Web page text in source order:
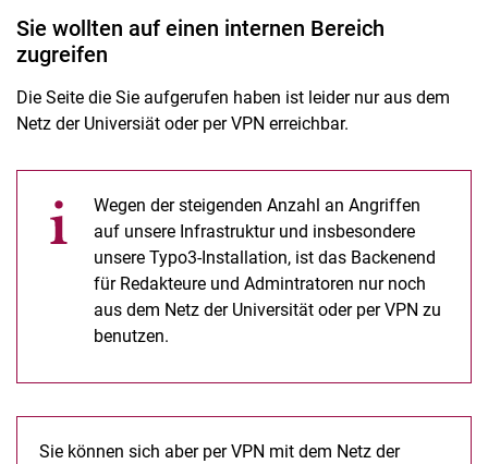
Sie wollten auf einen internen Bereich
zugreifen
Die Seite die Sie aufgerufen haben ist leider nur aus dem
Netz der Universiät oder per VPN erreichbar.
Wegen der steigenden Anzahl an Angriffen
auf unsere Infrastruktur und insbesondere
unsere Typo3-Installation, ist das Backenend
für Redakteure und Admintratoren nur noch
aus dem Netz der Universität oder per VPN zu
benutzen.
Sie können sich aber per VPN mit dem Netz der